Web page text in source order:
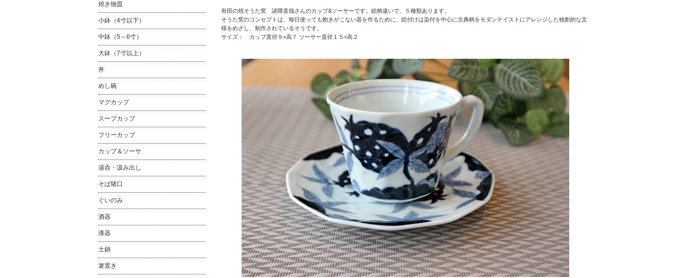
有田の焼そうた窯 諸隈直哉さんのカップ&ソーサーです。絵柄違いで、５種類あります。
そうた窯のコンセプトは、毎日使っても飽きがこない器を作るために、絵付けは染付を中心に古典柄をモダンテイストにアレンジした独創的な文
様をめざし、制作されているそうです。
サイズ： カップ直径９×高７ ソーサー直径１５×高２
焼き物皿
小鉢（4寸以下）
中鉢（5～6寸）
大鉢（7寸以上）
丼
めし碗
マグカップ
スープカップ
フリーカップ
カップ＆ソーサ
湯呑・汲み出し
そば猪口
ぐいのみ
酒器
漆器
土鍋
箸置き